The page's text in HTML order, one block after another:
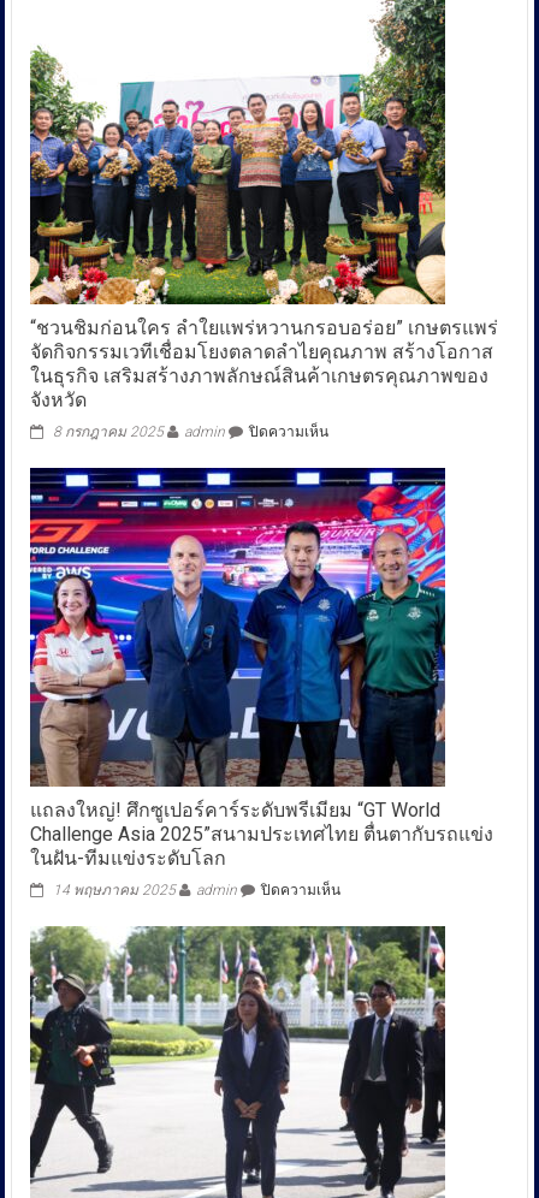
“ชวนชิมก่อนใคร ลำใยแพร่หวานกรอบอร่อย” เกษตรแพร่
จัดกิจกรรมเวทีเชื่อมโยงตลาดลำไยคุณภาพ สร้างโอกาส
ในธุรกิจ เสริมสร้างภาพลักษณ์สินค้าเกษตรคุณภาพของ
จังหวัด
8 กรกฎาคม 2025 admin ปิดความเห็นบน
ชิม
ใคร
ลำ
ใย
แพร่
หวาน
กรอบ
อร่อย”
เกษตร
แพร่
จัด
กิจกรรม
เวที
เชื่อม
โยง
ตลาด
ลำไย
สร้าง
ใน
ธุรกิจ
เสริม
สร้าง
ภาพ
ลักษณ์
สินค้า
เกษตร
คุณภาพ
ของ
จังหวัด
แถลงใหญ่! ศึกซูเปอร์คาร์ระดับพรีเมียม “GT World
Challenge Asia 2025”สนามประเทศไทย ตื่นตากับรถแข่ง
ในฝัน-ทีมแข่งระดับโลก
14 พฤษภาคม 2025 admin ปิดความเห็นบน
ใหญ่!
ศึก
ซู
เปอร์
คาร์
ระดับ
พรีเมียม
“GT
World
Challenge
Asia
2025”สนาม
ประเทศไทย